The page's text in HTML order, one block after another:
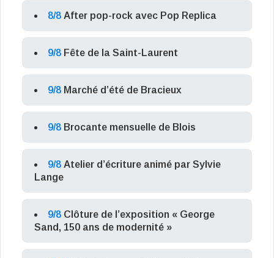
8/8 After pop-rock avec Pop Replica
9/8 Fête de la Saint-Laurent
9/8 Marché d’été de Bracieux
9/8 Brocante mensuelle de Blois
9/8 Atelier d’écriture animé par Sylvie
Lange
9/8 Clôture de l’exposition « George
Sand, 150 ans de modernité »